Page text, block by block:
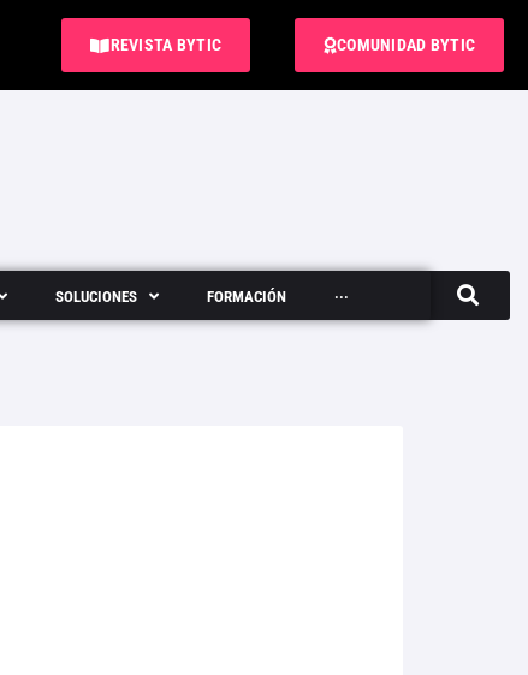
REVISTA BYTIC COMUNIDAD BYTIC
SOLUCIONES FORMACIÓN ···